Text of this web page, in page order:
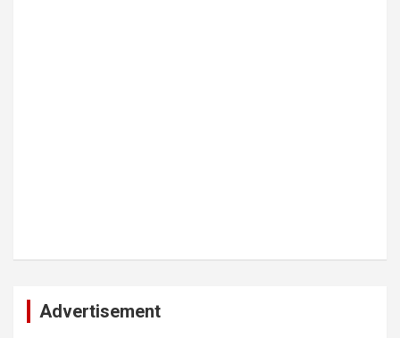
Advertisement